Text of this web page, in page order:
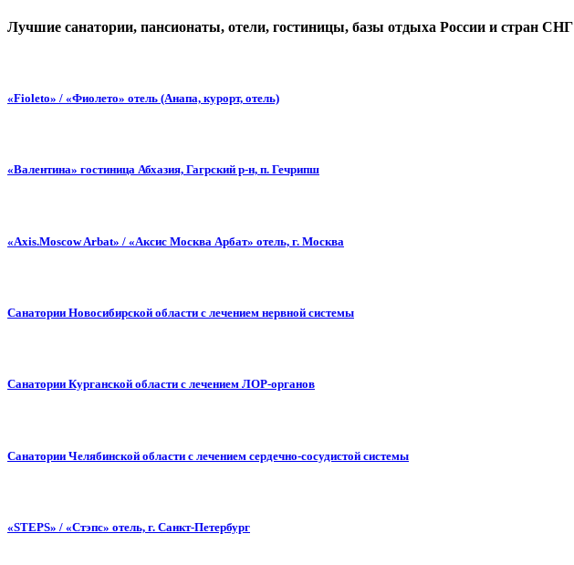
Лучшие санатории, пансионаты, отели, гостиницы, базы отдыха России и стран СНГ
«Fioleto» / «Фиолето» отель (Анапа, курорт, отель)
«Валентина» гостиница Абхазия, Гагрский р-н, п. Гечрипш
«Axis.Moscow Arbat» / «Аксис Москва Арбат» отель, г. Москва
Санатории Новосибирской области с лечением нервной системы
Санатории Курганской области с лечением ЛОР-органов
Санатории Челябинской области с лечением сердечно-сосудистой системы
«STEPS» / «Стэпс» отель, г. Санкт-Петербург